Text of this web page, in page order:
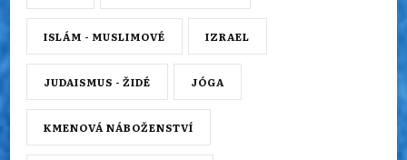
ISLÁM - MUSLIMOVÉ IZRAEL
JUDAISMUS - ŽIDÉ JÓGA
KMENOVÁ NÁBOŽENSTVÍ